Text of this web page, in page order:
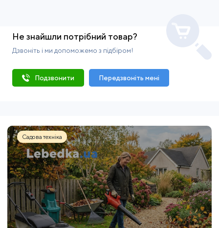
Не знайшли потрібний товар?
Дзвоніть і ми допоможемо з підбіром!
Подзвонити Передзвоніть мені
Садова техніка